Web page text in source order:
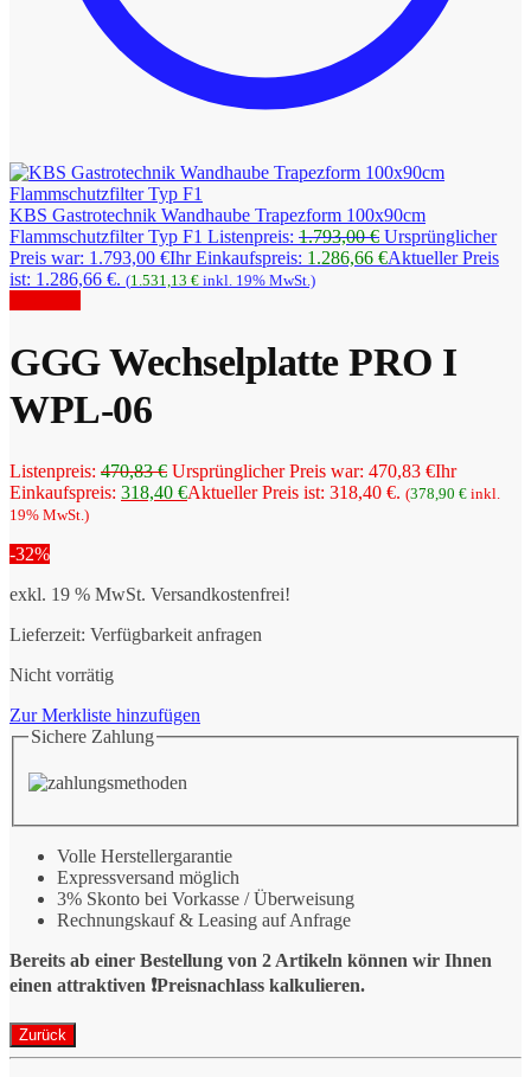
KBS Gastrotechnik Wandhaube Trapezform 100x90cm
Flammschutzfilter Typ F1 Listenpreis: 1.793,00€ Ursprünglicher
Preis war: 1.793,00 €Ihr Einkaufspreis: 1.286,66 €Aktueller Preis
ist: 1.286,66 €. (1.531,13 € inkl. 19% MwSt.)
GGG Wechselplatte PRO I
WPL-06
Listenpreis: 470,83€ Ursprünglicher Preis war: 470,83 €Ihr
Einkaufspreis: 318,40 €Aktueller Preis ist: 318,40 €. (378,90 € inkl.
19% MwSt.)
-32%
exkl. 19 % MwSt. Versandkostenfrei!
Lieferzeit: Verfügbarkeit anfragen
Nicht vorrätig
Zur Merkliste hinzufügen
Sichere Zahlung
Volle Herstellergarantie
Expressversand möglich
3% Skonto bei Vorkasse / Überweisung
Rechnungskauf & Leasing auf Anfrage
Bereits ab einer Bestellung von 2 Artikeln können wir Ihnen
einen attraktiven ❗️Preisnachlass kalkulieren.